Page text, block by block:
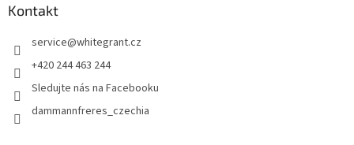
Kontakt
service@whitegrant.cz
+420 244 463 244
Sledujte nás na Facebooku
dammannfreres_czechia